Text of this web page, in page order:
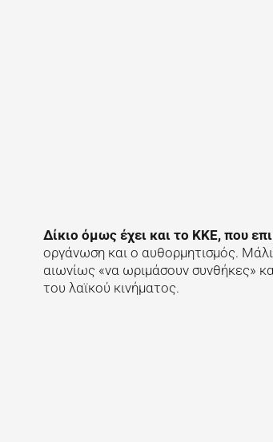
Δίκιο όμως έχει και το ΚΚΕ, που
οργάνωση και ο αυθορμητισμός.
αιωνίως «να ωριμάσουν συνθήκες»
του λαϊκού κινήματος.